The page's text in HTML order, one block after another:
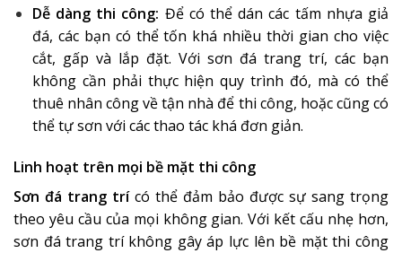
Dễ dàng thi công: Để có thể dán các tấm nhựa giả
đá, các bạn có thể tốn khá nhiều thời gian cho việc
cắt, gấp và lắp đặt. Với sơn đá trang trí, các bạn
không cần phải thực hiện quy trình đó, mà có thể
thuê nhân công về tận nhà để thi công, hoặc cũng có
thể tự sơn với các thao tác khá đơn giản.
Linh hoạt trên mọi bề mặt thi công
Sơn đá trang trícó thể đảm bảo được sự sang trọng
theo yêu cầu của mọi không gian. Với kết cấu nhẹ hơn,
sơn đá trang trí không gây áp lực lên bề mặt thi công